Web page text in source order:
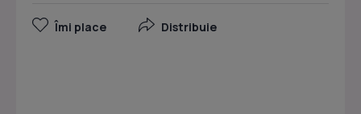
Îmi place Distribuie